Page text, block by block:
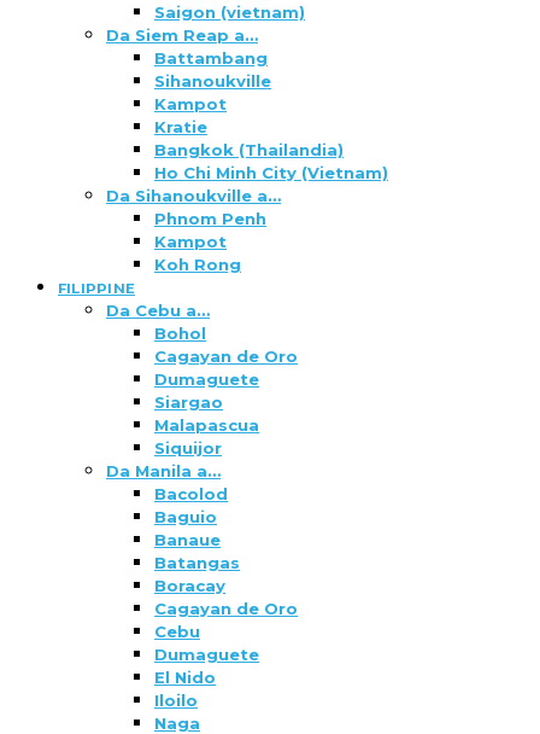
Saigon (vietnam)
Da Siem Reap a…
Battambang
Sihanoukville
Kampot
Kratie
Bangkok (Thailandia)
Ho Chi Minh City (Vietnam)
Da Sihanoukville a…
Phnom Penh
Kampot
Koh Rong
FILIPPINE
Da Cebu a…
Bohol
Cagayan de Oro
Dumaguete
Siargao
Malapascua
Siquijor
Da Manila a…
Bacolod
Baguio
Banaue
Batangas
Boracay
Cagayan de Oro
Cebu
Dumaguete
El Nido
Iloilo
Naga